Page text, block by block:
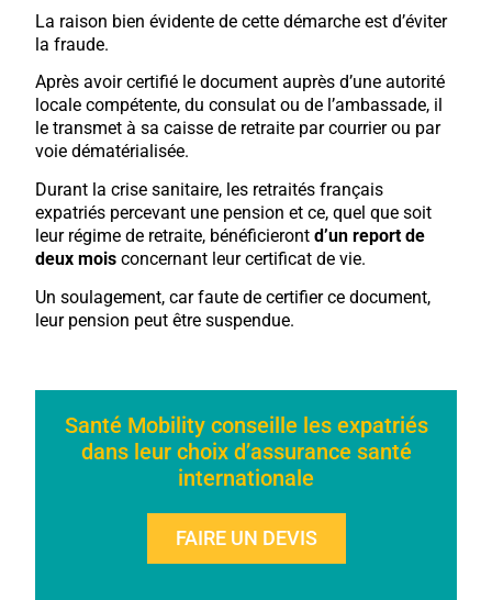
La raison bien évidente de cette démarche est d’éviter
la fraude.
Après avoir certifié le document auprès d’une autorité
locale compétente, du consulat ou de l’ambassade, il
le transmet à sa caisse de retraite par courrier ou par
voie dématérialisée.
Durant la crise sanitaire, les retraités français
expatriés percevant une pension et ce, quel que soit
leur régime de retraite, bénéficierontd’un report de
deux mois concernant leur certificat de vie.
Un soulagement, car faute de certifier ce document,
leur pension peut être suspendue.
Santé Mobility conseille les expatriés
dans leur choix d’assurance santé
internationale
FAIRE UN DEVIS